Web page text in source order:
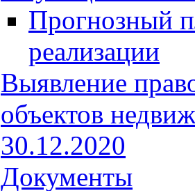
Прогнозный
реализации
Выявление
объектов
30.12.2020
Документы